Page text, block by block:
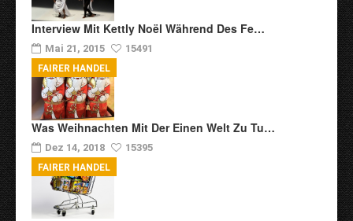
Interview Mit Kettly Noël Während Des Fe…
Mai 21, 2015 15491
Was Weihnachten Mit Der Einen Welt Zu Tu…
Dez 14, 2018 15395
FAIRER HANDEL
FAIRER HANDEL